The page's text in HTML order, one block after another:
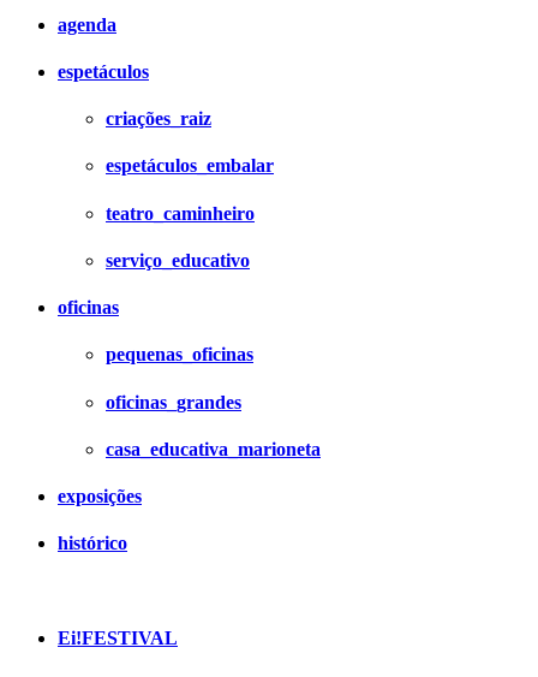
agenda
espetáculos
criações_raiz
espetáculos_embalar
teatro_caminheiro
serviço_educativo
oficinas
pequenas_oficinas
oficinas_grandes
casa_educativa_marioneta
exposições
histórico
Ei!FESTIVAL